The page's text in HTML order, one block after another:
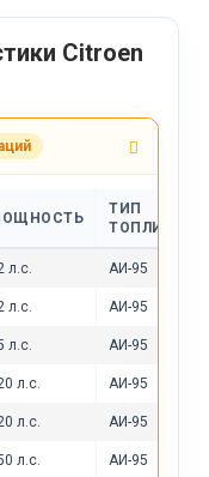
Citroen
ТИП
ТОПЛИВА
л.с. АИ-95
л.с. АИ-95
л.с. АИ-95
л.с. АИ-95
л.с. АИ-95
л.с. АИ-95